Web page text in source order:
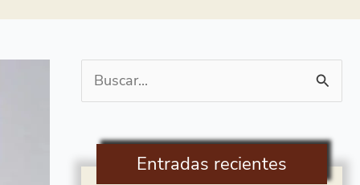
Buscar
por:
Entradas recientes